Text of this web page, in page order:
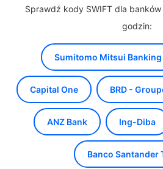
Sprawdź kody SWIFT dla
godzin:
Sumitomo Mitsui
Capital One BRD -
ANZ Bank Ing-Diba
Banco Santander